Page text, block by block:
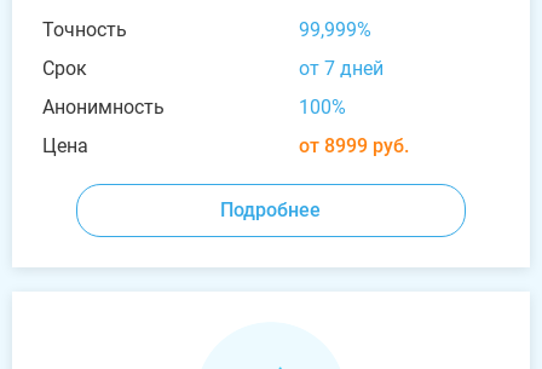
Точность
99,999%
Срок
от 7 дней
Анонимность
100%
Цена
от 8999 руб.
Подробнее